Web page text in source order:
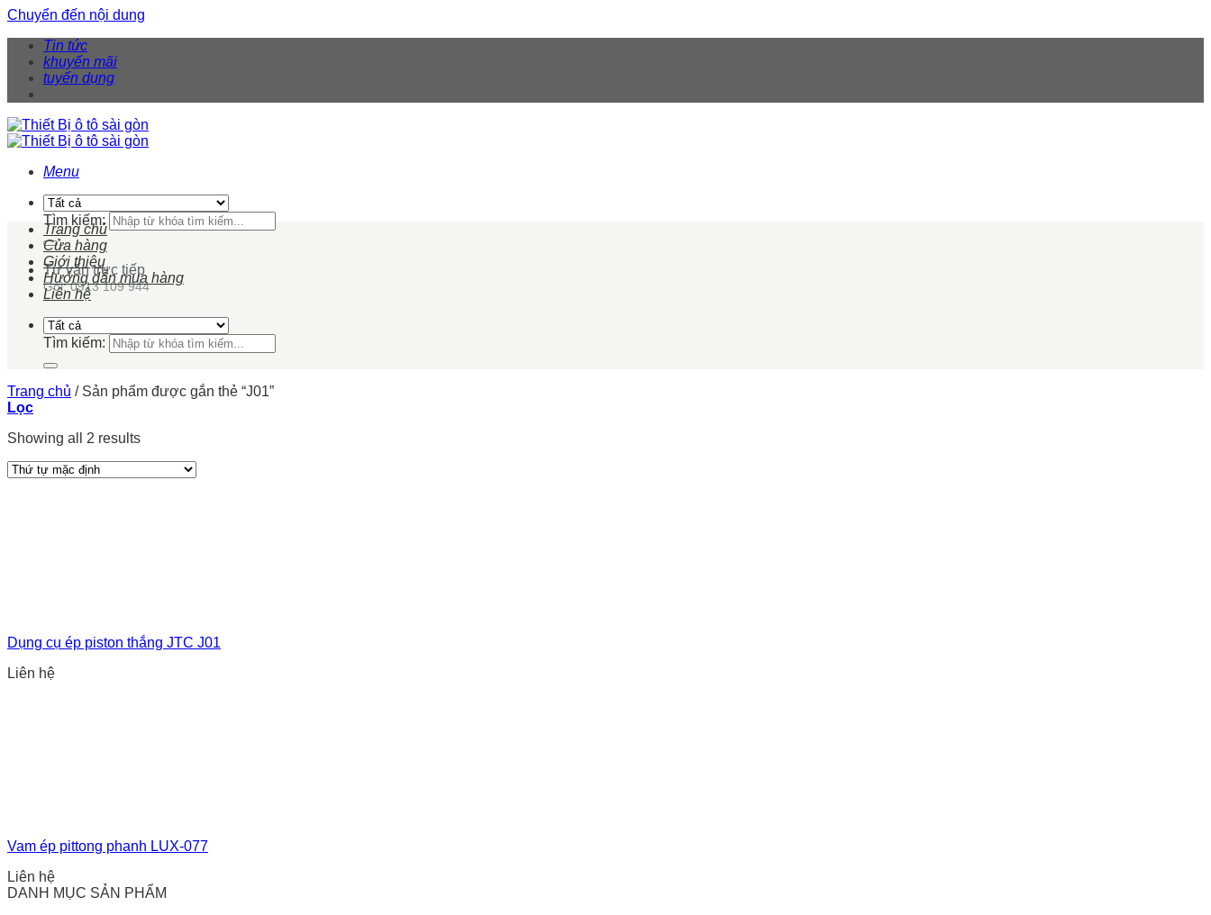
Chuyển đến nội dung
Tin tức
khuyến mãi
tuyển dụng
Menu
Tìm kiếm:
Tư vấn trực tiếp
Gọi: 0913 109 944
Trang chủ
Cửa hàng
Giới thiệu
Hướng dẫn mua hàng
Liên hệ
Tìm kiếm:
Trang chủ /Sản phẩm được gắn thẻ “J01”
Lọc
Showing all 2 results
Dụng cụ ép piston thắng JTC J01
Liên hệ
Vam ép pittong phanh LUX-077
Liên hệ
DANH MỤC SẢN PHẨM